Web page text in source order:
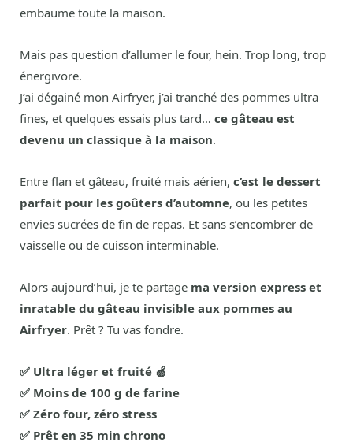
embaume toute la maison.
Mais pas question d’allumer le four, hein. Trop long, trop
énergivore.
J’ai dégainé mon Airfryer, j’ai tranché des pommes ultra
fines, et quelques essais plus tard… ce gâteau est
devenu un classique à la maison.
Entre flan et gâteau, fruité mais aérien, c’est le dessert
parfait pour les goûters d’automne, ou les petites
envies sucrées de fin de repas. Et sans s’encombrer de
vaisselle ou de cuisson interminable.
Alors aujourd’hui, je te partage ma version express et
inratable du gâteau invisible aux pommes au
Airfryer. Prêt ? Tu vas fondre.
✅ Ultra léger et fruité 🍏
✅ Moins de 100 g de farine
✅ Zéro four, zéro stress
✅ Prêt en 35 min chrono